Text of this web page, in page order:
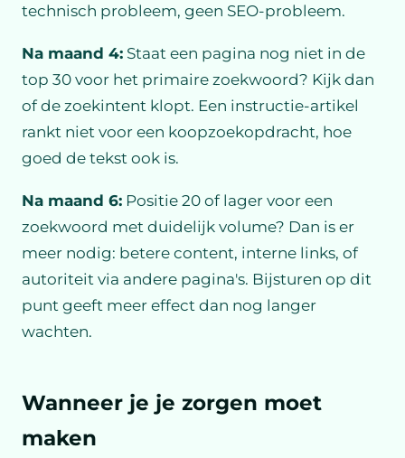
technisch probleem, geen SEO-probleem.
Na maand 4: Staat een pagina nog niet in de
top 30 voor het primaire zoekwoord? Kijk dan
of de zoekintent klopt. Een instructie-artikel
rankt niet voor een koopzoekopdracht, hoe
goed de tekst ook is.
Na maand 6: Positie 20 of lager voor een
zoekwoord met duidelijk volume? Dan is er
meer nodig: betere content, interne links, of
autoriteit via andere pagina's. Bijsturen op dit
punt geeft meer effect dan nog langer
wachten.
Wanneer je je zorgen moet
maken